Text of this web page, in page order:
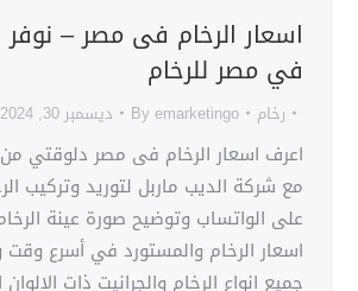
اسعار الرخام فى مصر –
في مصر للرخام
رخام By emarketingo ديسمبر 30, 2024
اعرف اسعار الرخام فى مصر دلوقتي من
مع شركة الديب ماربل لتوريد وتركيب
على الواتساب وتوضيح صورة عينة
اسعار الرخام والمستورد في أسرع
جميع انواع الرخام والجرانيت ذات